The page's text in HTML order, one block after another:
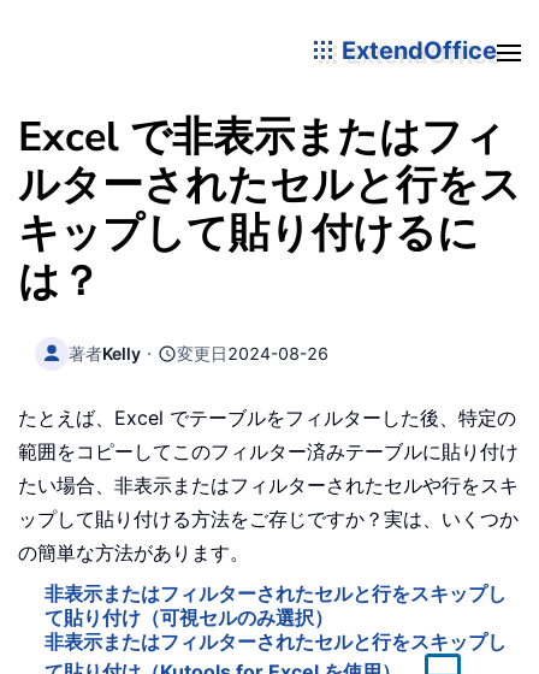
ExtendOffice
Excel で非表示またはフィ
ルターされたセルと行をス
キップして貼り付けるに
は？
著者Kelly ・ 変更日2024-08-26
たとえば、Excel でテーブルをフィルターした後、特定の
範囲をコピーしてこのフィルター済みテーブルに貼り付け
たい場合、非表示またはフィルターされたセルや行をスキ
ップして貼り付ける方法をご存じですか？実は、いくつか
の簡単な方法があります。
非表示またはフィルターされたセルと行をスキップし
て貼り付け（可視セルのみ選択）
非表示またはフィルターされたセルと行をスキップし